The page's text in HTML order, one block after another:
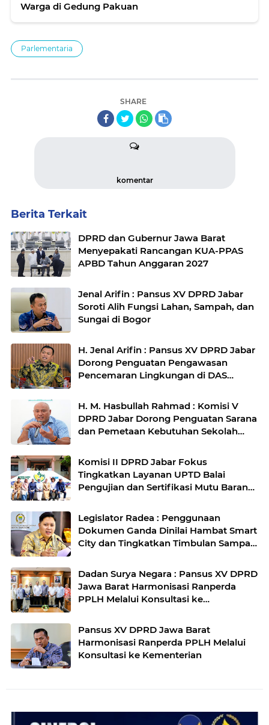
Warga di Gedung Pakuan
Parlementaria
SHARE
komentar
Berita Terkait
DPRD dan Gubernur Jawa Barat
Menyepakati Rancangan KUA-PPAS
APBD Tahun Anggaran 2027
Jenal Arifin : Pansus XV DPRD Jabar
Soroti Alih Fungsi Lahan, Sampah, dan
Sungai di Bogor
H. Jenal Arifin : Pansus XV DPRD Jabar
Dorong Penguatan Pengawasan
Pencemaran Lingkungan di DAS
H. M. Hasbullah Rahmad : Komisi V
DPRD Jabar Dorong Penguatan Sarana
dan Pemetaan Kebutuhan Sekolah
Komisi II DPRD Jabar Fokus
Tingkatkan Layanan UPTD Balai
Pengujian dan Sertifikasi Mutu Barang
Legislator Radea : Penggunaan
Dokumen Ganda Dinilai Hambat Smart
City dan Tingkatkan Timbulan Sampah
Dadan Surya Negara : Pansus XV DPRD
Jawa Barat Harmonisasi Ranperda
PPLH Melalui Konsultasi ke
Pansus XV DPRD Jawa Barat
Harmonisasi Ranperda PPLH Melalui
Konsultasi ke Kementerian